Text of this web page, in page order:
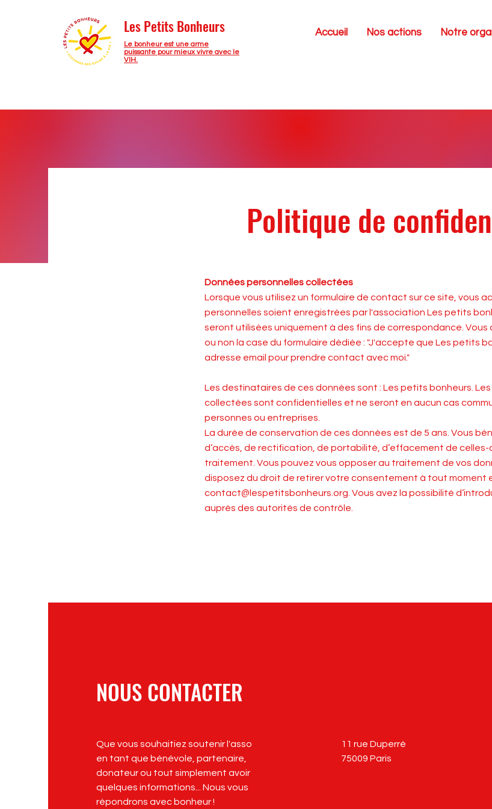
Les Petits Bonheurs
Le bonheur est une arme
puissante pour mieux vivre avec le
VIH.
Accueil Nos actions Notre
Politique de
Données personnelles collectées
Lorsque vous utilisez un formulaire de contact sur ce site, vous
personnelles soient enregistrées par l'association Les petits
seront utilisées uniquement à des fins de correspondance. Vous
ou non la case du formulaire dédiée : "J'accepte que Les petits
adresse email pour prendre contact avec moi."
Les destinataires de ces données sont : Les petits bonheurs.
collectées sont confidentielles et ne seront en aucun cas
personnes ou entreprises.
La durée de conservation de ces données est de 5 ans. Vous
d’accès, de rectification, de portabilité, d’effacement de celles-
traitement. Vous pouvez vous opposer au traitement de vos
disposez du droit de retirer votre consentement à tout moment
contact@lespetitsbonheurs.org . Vous avez la possibilité
auprès des autorités de contrôle.
NOUS CONTACTER
Que vous souhaitiez soutenir l'asso
en tant que bénévole, partenaire,
donateur ou tout simplement avoir
quelques informations... Nous vous
répondrons avec bonheur !
11 rue Duperré
75009 Paris